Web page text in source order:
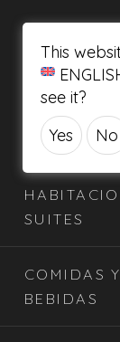
SUITES
COMIDAS Y
BEBIDAS
This
see it?
Yes
No